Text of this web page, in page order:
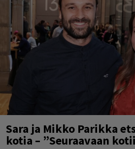
Sara ja Mikko Parikka
kotia – ”Seuraavaan